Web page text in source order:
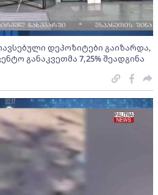
დეპოზიტები გაიზარდა,
განაკვეთმა 7,25% შეადგინა